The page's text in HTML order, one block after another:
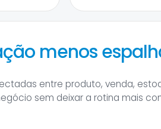
menos
entre produto, venda,
sem deixar a rotina mais